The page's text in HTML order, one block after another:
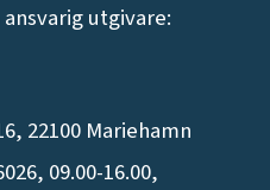
utgivare:
22100 Mariehamn
09.00-16.00,